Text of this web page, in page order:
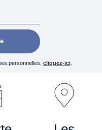
personnelles, cliquez-ici.